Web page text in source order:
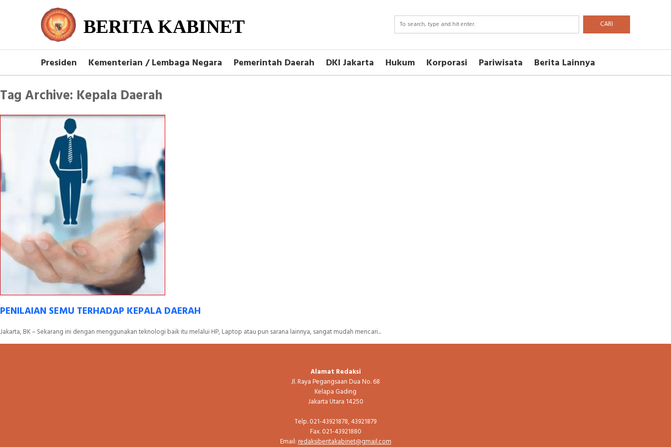
BERITA KABINET CARI
Presiden Kementerian / Lembaga Negara Pemerintah Daerah DKI Jakarta Hukum Korporasi Pariwisata Berita Lainnya
Tag Archive: Kepala Daerah
PENILAIAN SEMU TERHADAP KEPALA DAERAH
Jakarta, BK – Sekarang ini dengan menggunakan teknologi baik itu melalui HP, Laptop atau pun sarana lainnya, sangat mudah mencari...
Alamat Redaksi
Jl. Raya Pegangsaan Dua No. 68
Kelapa Gading
Jakarta Utara 14250
Telp. 021-43921878, 43921879
Fax. 021-43921880
Email:redaksiberitakabinet@gmail.com